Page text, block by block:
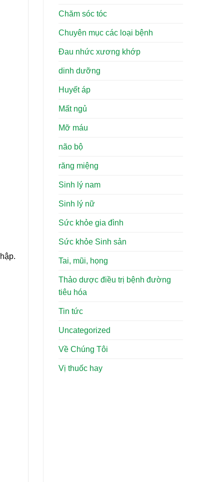
Chăm sóc tóc
Chuyên mục các loại bệnh
Đau nhức xương khớp
dinh dưỡng
Huyết áp
Mất ngủ
Mỡ máu
não bộ
răng miệng
Sinh lý nam
Sinh lý nữ
Sức khỏe gia đình
Sức khỏe Sinh sản
Tai, mũi, họng
Thảo dược điều trị bệnh đường
tiêu hóa
Tin tức
Uncategorized
Về Chúng Tôi
Vị thuốc hay